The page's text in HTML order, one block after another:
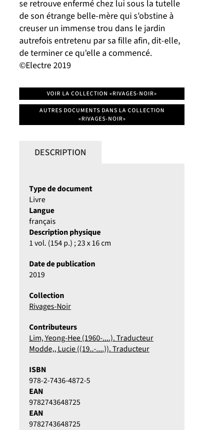
se retrouve enfermé chez lui sous la tutelle
de son étrange belle-mère qui s'obstine à
creuser un immense trou dans le jardin
autrefois entretenu par sa fille afin, dit-elle,
de terminer ce qu'elle a commencé.
©Electre 2019
VOIR LA COLLECTION «RIVAGES-NOIR»
AUTRES DOCUMENTS DANS LA COLLECTION
«RIVAGES-NOIR»
DESCRIPTION
Type de document
Livre
Langue
français
Description physique
1 vol. (154 p.) ; 23 x 16 cm
Date de publication
2019
Collection
Rivages-Noir
Contributeurs
Lim, Yeong-Hee (1960-....). Traducteur
Modde,, Lucie ((19..-....)). Traducteur
ISBN
978-2-7436-4872-5
EAN
9782743648725
EAN
9782743648725